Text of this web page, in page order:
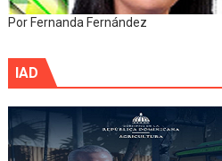
Por Fernanda Fernández
IAD